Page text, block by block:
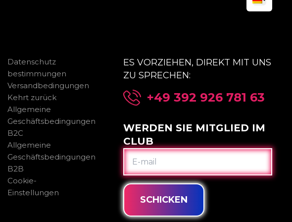
Datenschutz
bestimmungen
Versandbedingungen
Kehrt zurück
Allgemeine
Geschäftsbedingungen
B2C
Allgemeine
Geschäftsbedingungen
B2B
Cookie-
Einstellungen
ES VORZIEHEN, DIREKT MIT UNS
ZU SPRECHEN:
+49 392 926 781 63
WERDEN SIE MITGLIED IM
CLUB
E-
MAIL
SCHICKEN